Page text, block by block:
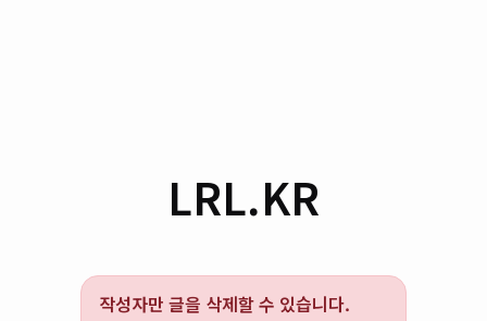
LRL.KR
작성자만 글을 삭제할 수 있습니다.